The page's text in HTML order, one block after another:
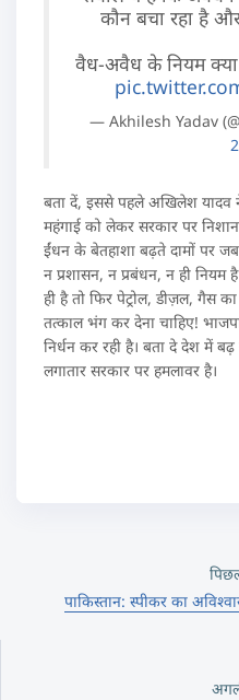
कौन बचा रहा है
वैध-अवैध के नियम
— Akhilesh Yadav
बता दें, इससे पहले अखिलेश यादव
महंगाई को लेकर सरकार पर
ईंधन के बेतहाशा बढ़ते दामों पर
न प्रशासन, न प्रबंधन, न ही
ही है तो फिर पेट्रोल, डीज़ल, गैस
तत्काल भंग कर देना चाहिए!
निर्धन कर रही है। बता दे देश में
लगातार सरकार पर हमलावर है।
पाकिस्तान: स्पीकर का